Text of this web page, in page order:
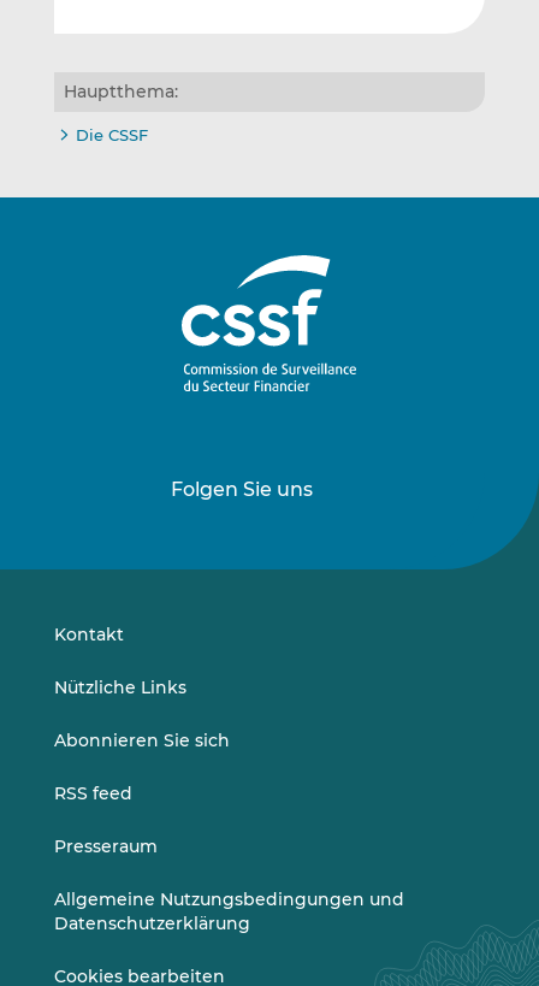
Hauptthema:
Die CSSF
Folgen Sie uns
uns
uns
Kontakt
Nützliche Links
Abonnieren Sie sich
RSS feed
Presseraum
Allgemeine Nutzungsbedingungen und
Datenschutzerklärung
Cookies bearbeiten